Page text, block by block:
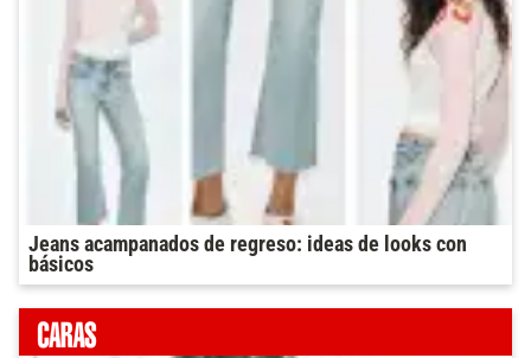
Jeans acampanados de regreso: ideas de looks con
básicos